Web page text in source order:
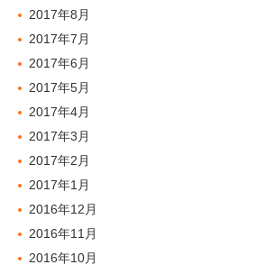
2017年8月
2017年7月
2017年6月
2017年5月
2017年4月
2017年3月
2017年2月
2017年1月
2016年12月
2016年11月
2016年10月